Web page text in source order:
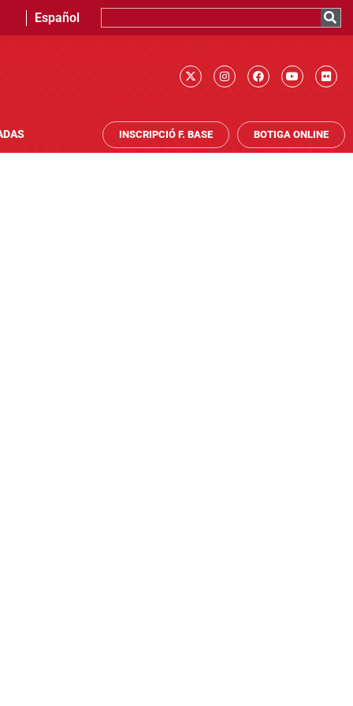
Español
INSCRIPCIÓ F. BASE BOTIGA ONLINE